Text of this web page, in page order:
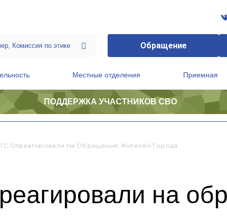
Обращение
Местные отделения Приемная
ПОДДЕРЖКА УЧАСТНИКОВ СВО
Отреагировали На Обращение Жителей Города
на